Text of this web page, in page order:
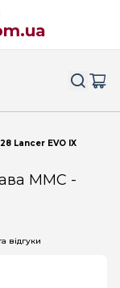
Lancer EVO IX
MMC -
відгуки